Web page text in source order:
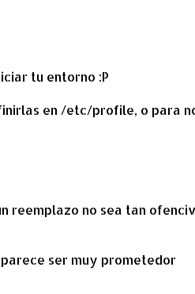
tu entorno :P
en /etc/profile, o para
reemplazo no sea tan
ser muy prometedor